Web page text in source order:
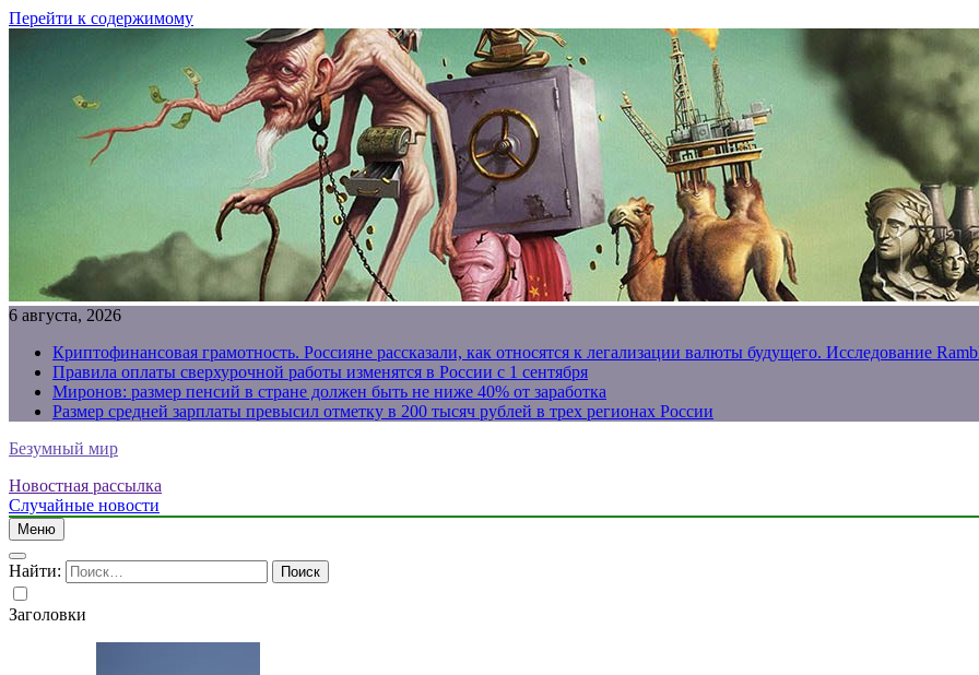
Перейти к содержимому
6 августа, 2026
Криптофинансовая грамотность. Россияне рассказали, как относятся к легализации валюты будущего. Исследование
Правила оплаты сверхурочной работы изменятся в России с 1 сентября
Миронов: размер пенсий в стране должен быть не ниже 40% от заработка
Размер средней зарплаты превысил отметку в 200 тысяч рублей в трех регионах России
Безумный мир
Новостная рассылка
Случайные новости
Меню
Найти:
Заголовки